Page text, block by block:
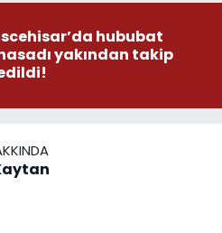
hububat
yakından takip